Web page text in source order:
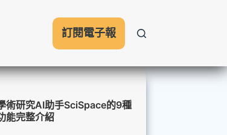
訂閱電子報
術研究AI助手SciSpace的9種
能完整介紹